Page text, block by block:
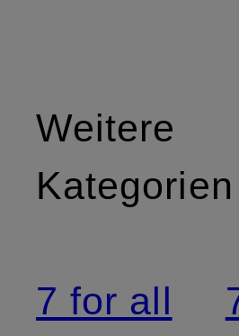
Weitere
Kategorien
7 for all